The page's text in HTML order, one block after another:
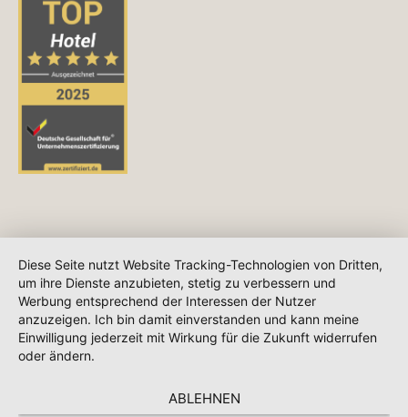
Diese Seite nutzt Website Tracking-Technologien von Dritten,
um ihre Dienste anzubieten, stetig zu verbessern und
Werbung entsprechend der Interessen der Nutzer
anzuzeigen. Ich bin damit einverstanden und kann meine
Einwilligung jederzeit mit Wirkung für die Zukunft widerrufen
oder ändern.
ABLEHNEN